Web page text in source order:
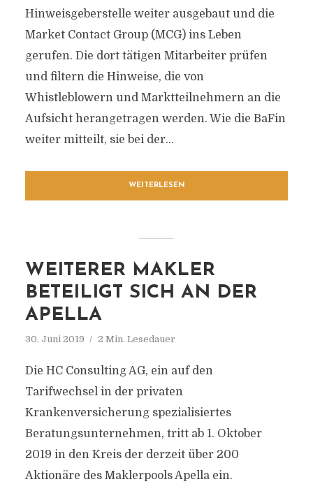
Hinweisgeberstelle weiter ausgebaut und die
Market Contact Group (MCG) ins Leben
gerufen. Die dort tätigen Mitarbeiter prüfen
und filtern die Hinweise, die von
Whistleblowern und Marktteilnehmern an die
Aufsicht herangetragen werden. Wie die BaFin
weiter mitteilt, sie bei der...
WEITERLESEN
WEITERER MAKLER
BETEILIGT SICH AN DER
APELLA
30. Juni 2019 2 Min. Lesedauer
Die HC Consulting AG, ein auf den
Tarifwechsel in der privaten
Krankenversicherung spezialisiertes
Beratungsunternehmen, tritt ab 1. Oktober
2019 in den Kreis der derzeit über 200
Aktionäre des Maklerpools Apella ein.